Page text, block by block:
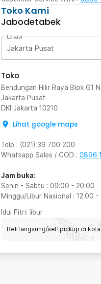
Toko Kami
Jabodetabek
Lokasi
Jakarta Pusat
Toko
Bendungan Hilir Raya Blok G1
Jakarta Pusat
DKI Jakarta 10210
Lihat google maps
Telp : (021) 39 700 200
Whatsapp Sales / COD : 0896
Jam buka:
Senin - Sabtu : 09:00 - 20:00
Minggu/Libur Nasional : 12:00 -
Idul Fitri: libur
Beli langsung/self pickup di